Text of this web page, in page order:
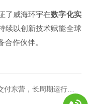
了威海环宇在数字化实
续以创新技术赋能全球
作伙伴。
期运行设计护航连续化生产